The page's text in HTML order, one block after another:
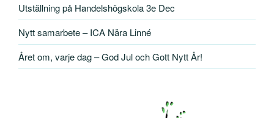
Utställning på Handelshögskola 3e Dec
Nytt samarbete – ICA Nära Linné
Året om, varje dag – God Jul och Gott Nytt År!